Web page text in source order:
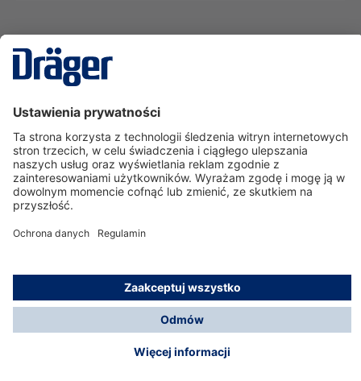
Serwisowa linia hotline
O nas
Korzystanie ze sklepu
© Dräger Polska Sp. z o.o., 2025
*Wszystkie ceny bez VAT, na warunkach opisanych w